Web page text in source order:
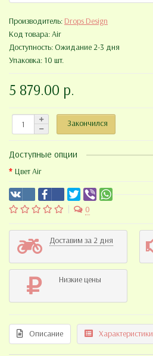
Производитель: Drops Design
Код товара:Air
Доступность: Ожидание 2-3 дня
Упаковка: 10 шт.
5 879.00 р.
Закончился
Доступные опции
Цвет Air
0
Доставим за 2 дня
Низкие цены
Описание Характеристики